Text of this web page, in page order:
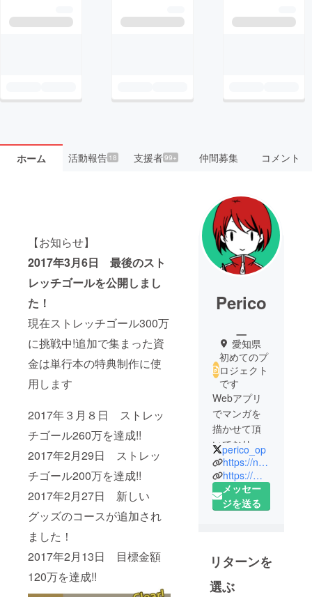
ホーム 活動報告18 支援者99+ 仲間募集 コメント
【お知らせ】
2017年3月6日 最後のスト
レッチゴールを公開しまし
た！
現在ストレッチゴール300万
に挑戦中!追加で集まった資
金は単行本の特典制作に使
用します
2017年３月８日 ストレッ
チゴール260万を達成!!
2017年2月29日 ストレッ
チゴール200万を達成!!
2017年2月27日 新しい
グッズのコースが追加され
ました！
2017年2月13日 目標金額
120万を達成!!
Perico
愛知県
初めてのプ
ロジェクト
です
Webアプリ
でマンガを
描かせて頂
いておりま
す。「左廻
しのオデッ
ト」「７Ｄ
ａｙｓ」
泉社ＬａＬ
ａ
perico_op
https://note.mu/perico_op
https://manga.line.me/product/periodic?id=Z0000004
メッセー
ジを送る
リターンを
選ぶ